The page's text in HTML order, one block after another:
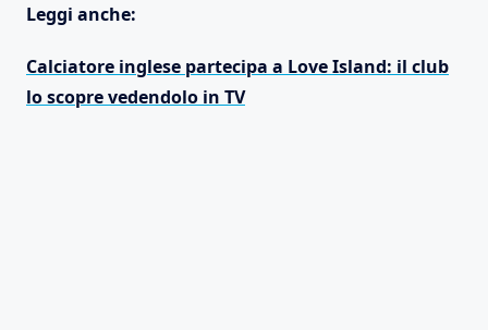
Leggi anche:
Calciatore inglese partecipa a Love Island: il club
lo scopre vedendolo in TV